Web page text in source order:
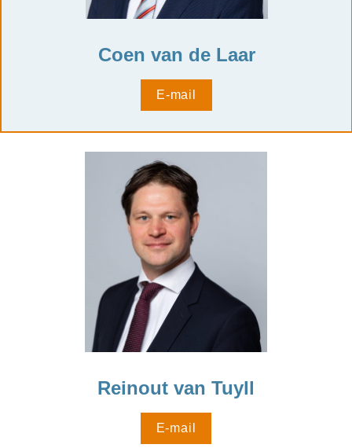
Coen van de Laar
E-mail
Reinout van Tuyll
E-mail